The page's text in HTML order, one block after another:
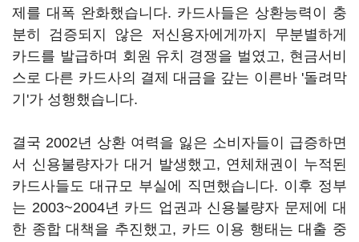
제를 대폭 완화했습니다. 카드사들은 상환능력이 충
분히 검증되지 않은 저신용자에게까지 무분별하게
카드를 발급하며 회원 유치 경쟁을 벌였고, 현금서비
스로 다른 카드사의 결제 대금을 갚는 이른바 '돌려막
기'가 성행했습니다.
결국 2002년 상환 여력을 잃은 소비자들이 급증하면
서 신용불량자가 대거 발생했고, 연체채권이 누적된
카드사들도 대규모 부실에 직면했습니다. 이후 정부
는 2003~2004년 카드 업권과 신용불량자 문제에 대
한 종합 대책을 추진했고, 카드 이용 행태는 대출 중